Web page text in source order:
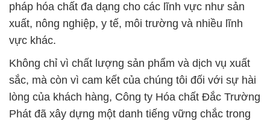
pháp hóa chất đa dạng cho các lĩnh vực như sản
xuất, nông nghiệp, y tế, môi trường và nhiều lĩnh
vực khác.
Không chỉ vì chất lượng sản phẩm và dịch vụ xuất
sắc, mà còn vì cam kết của chúng tôi đối với sự hài
lòng của khách hàng, Công ty Hóa chất Đắc Trường
Phát đã xây dựng một danh tiếng vững chắc trong